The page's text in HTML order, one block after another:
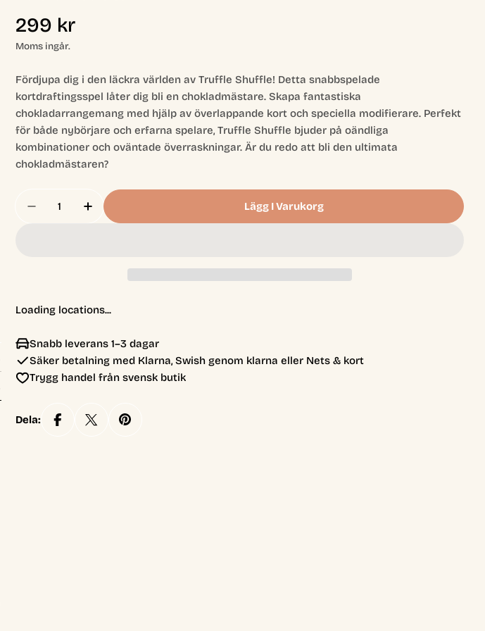
Öppna media 1 i modal
Ordinarie
pris
299 kr
Moms ingår.
Fördjupa dig i den läckra världen av Truffle Shuffle! Detta snabbspelade
kortdraftingsspel låter dig bli en chokladmästare. Skapa fantastiska
chokladarrangemang med hjälp av överlappande kort och speciella modifierare. Perfekt
för både nybörjare och erfarna spelare, Truffle Shuffle bjuder på oändliga
kombinationer och oväntade överraskningar. Är du redo att bli den ultimata
chokladmästaren?
Minska Antal För Truffle Shuffle
Öka Antal För Truffle Shuffle
Lägg I Varukorg
Loading locations...
Snabb leverans 1–3 dagar
Säker betalning med Klarna, Swish genom klarna eller Nets & kort
Trygg handel från svensk butik
Dela: